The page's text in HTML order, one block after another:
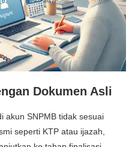
Dokumen Asli
akun SNPMB tidak sesuai
seperti KTP atau ijazah,